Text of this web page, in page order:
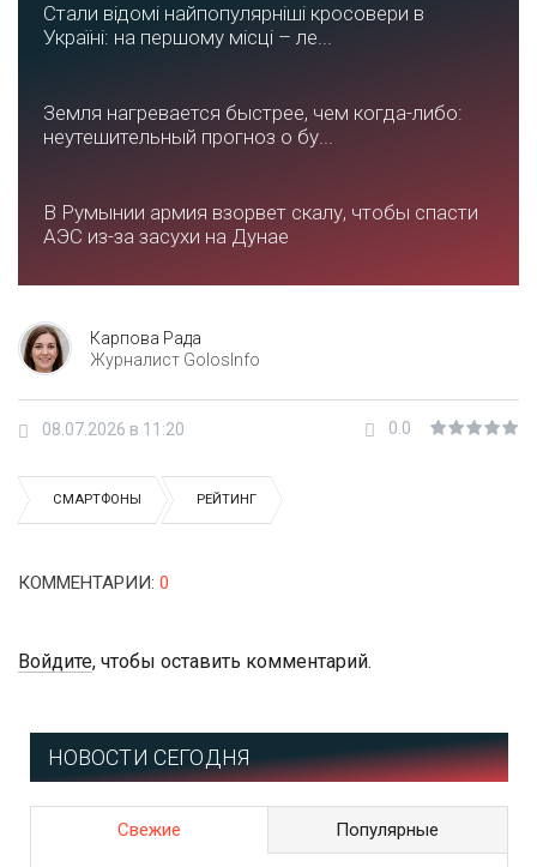
Стали відомі найпопулярніші кросовери в
Україні: на першому місці – ле...
Земля нагревается быстрее, чем когда-либо:
неутешительный прогноз о бу...
В Румынии армия взорвет скалу, чтобы спасти
АЭС из-за засухи на Дунае
Карпова Рада
Журналист GolosInfo
08.07.2026 в 11:20 0.0
СМАРТФОНЫ РЕЙТИНГ
КОММЕНТАРИИ: 0
Войдите, чтобы оставить комментарий.
НОВОСТИ СЕГОДНЯ
Свежие Популярные